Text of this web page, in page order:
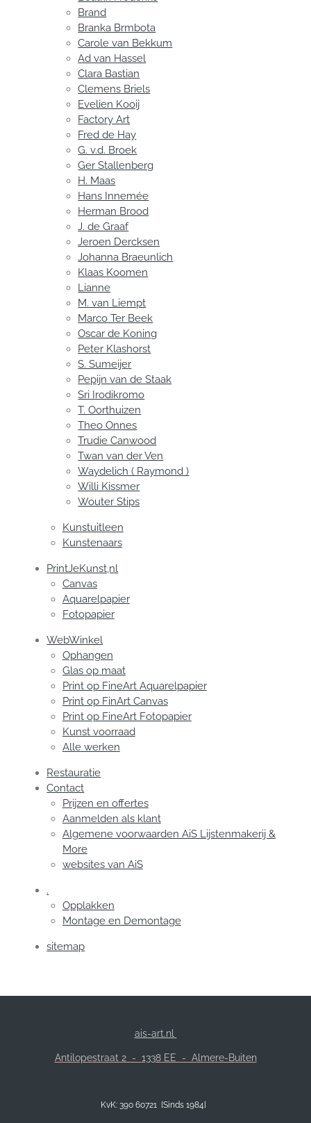
Brand
Branka Brmbota
Carole van Bekkum
Ad van Hassel
Clara Bastian
Clemens Briels
Evelien Kooij
Factory Art
Fred de Hay
G. v.d. Broek
Ger Stallenberg
H. Maas
Hans Innemée
Herman Brood
J. de Graaf
Jeroen Dercksen
Johanna Braeunlich
Klaas Koomen
Lianne
M. van Liempt
Marco Ter Beek
Oscar de Koning
Peter Klashorst
S. Sumeijer
Pepijn van de Staak
Sri Irodikromo
T. Oorthuizen
Theo Onnes
Trudie Canwood
Twan van der Ven
Waydelich ( Raymond )
Willi Kissmer
Wouter Stips
Kunstuitleen
Kunstenaars
PrintJeKunst,nl
Canvas
Aquarelpapier
Fotopapier
WebWinkel
Ophangen
Glas op maat
Print op FineArt Aquarelpapier
Print op FinArt Canvas
Print op FineArt Fotopapier
Kunst voorraad
Alle werken
Restauratie
Contact
Prijzen en offertes
Aanmelden als klant
Algemene voorwaarden AiS Lijstenmakerij &
More
websites van AiS
.
Opplakken
Montage en Demontage
sitemap
ais-art.nl
Antilopestraat 2 - 1338 EE - Almere-Buiten
KvK: 390 60721 [Sinds 1984]